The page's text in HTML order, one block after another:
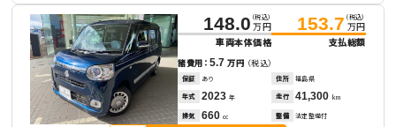
148.0 （税込）
万円
車両本体価格
153.7 （税込）
万円
支払総額
諸費用：5.7万円 （税込）
保証 あり 住所 福島県
年式 2023 年 走行 41,300 km
排気 660 cc 整備 法定整備付